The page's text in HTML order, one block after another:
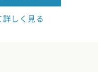
しく見る